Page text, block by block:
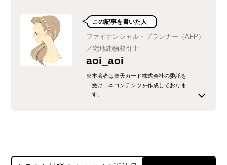
この記事を書いた人
ファイナンシャル・プランナー（AFP）
／宅地建物取引士
aoi_aoi
※本著者は楽天カード株式会社の委託を
受け、本コンテンツを作成しておりま
す。